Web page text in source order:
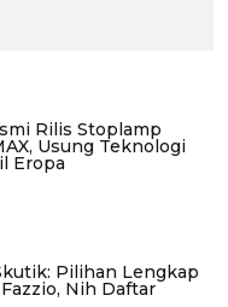
Rilis Stoplamp
Usung Teknologi
Eropa
Pilihan Lengkap
Nih Daftar